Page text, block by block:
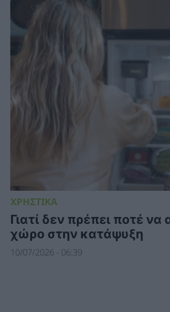
ΧΡΗΣΤΙΚΑ
Γιατί δεν πρέπει ποτέ
χώρο στην κατάψυξη
10/07/2026 - 06:39